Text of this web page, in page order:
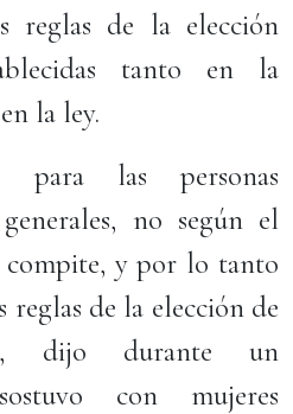
reglas de la elección
tanto en la
la ley.
para las personas
no según el
compite, y por lo tanto
reglas de la elección de
dijo durante un
con mujeres